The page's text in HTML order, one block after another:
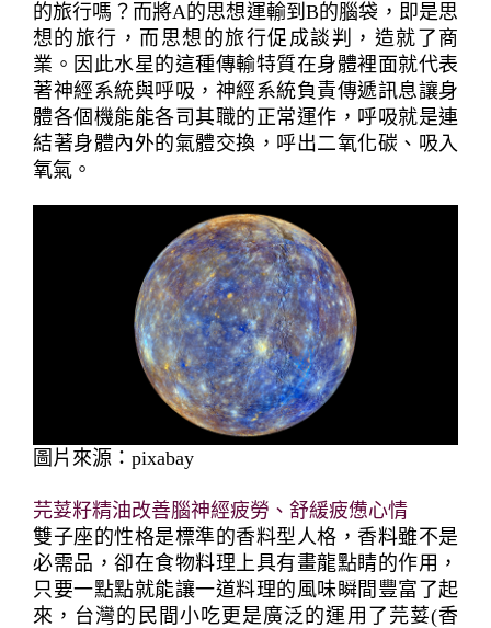
的旅行嗎？而將A的思想運輸到B的腦袋，即是思
想的旅行，而思想的旅行促成談判，造就了商
業。因此水星的這種傳輸特質在身體裡面就代表
著神經系統與呼吸，神經系統負責傳遞訊息讓身
體各個機能能各司其職的正常運作，呼吸就是連
結著身體內外的氣體交換，呼出二氧化碳、吸入
氧氣。
圖片來源：pixabay
芫荽籽精油改善腦神經疲勞、舒緩疲憊心情
雙子座的性格是標準的香料型人格，香料雖不是
必需品，卻在食物料理上具有畫龍點睛的作用，
只要一點點就能讓一道料理的風味瞬間豐富了起
來，台灣的民間小吃更是廣泛的運用了芫荽(香